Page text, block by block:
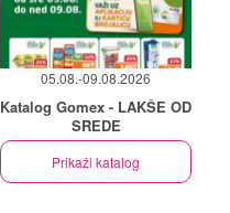
05.08.-09.08.2026
Katalog Gomex - LAKŠE OD
SREDE
Prikaži katalog